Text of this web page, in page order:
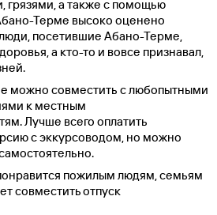
а также с помощью
Терме высоко оценено
посетившие Абано-Терме,
а кто-то и вовсе признавал,
можно совместить с любопытными
к местным
Лучше всего оплатить
с эккурсоводом, но можно
пожилым людям, семьям
совместить отпуск